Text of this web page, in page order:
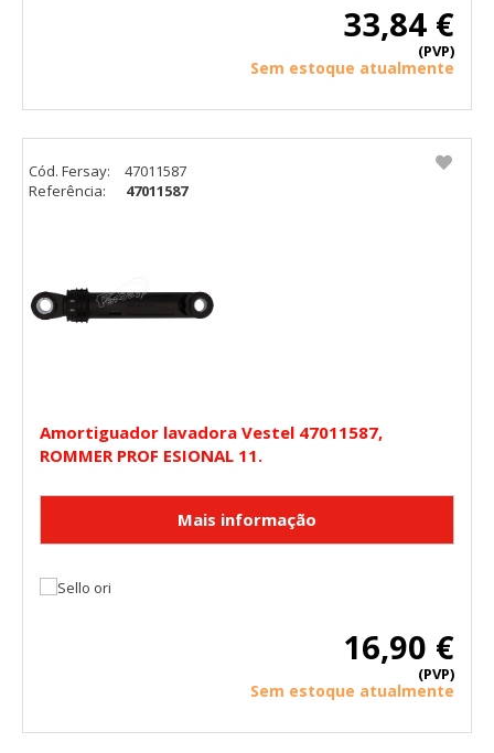
33,84 €
(PVP)
Sem estoque atualmente
Amortiguador lavadora Vestel 47011587,
ROMMER PROF ESIONAL 11.
16,90 €
(PVP)
Sem estoque atualmente
Cód. Fersay:
47011587
Referência:
47011587
CONFIGURACIÓN DE COOKIES
RECHAZAR TODO